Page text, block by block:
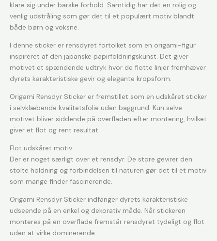
klare sig under barske forhold. Samtidig har det en rolig og
venlig udstråling som gør det til et populært motiv blandt
både børn og voksne.
I denne sticker er rensdyret fortolket som en origami-figur
inspireret af den japanske papirfoldningskunst. Det giver
motivet et spændende udtryk hvor de flotte linjer fremhæver
dyrets karakteristiske gevir og elegante kropsform.
Origami Rensdyr Sticker er fremstillet som en udskåret sticker
i selvklæbende kvalitetsfolie uden baggrund. Kun selve
motivet bliver siddende på overfladen efter montering, hvilket
giver et flot og rent resultat.
Flot udskåret motiv
Der er noget særligt over et rensdyr. De store gevirer den
stolte holdning og forbindelsen til naturen gør det til et motiv
som mange finder fascinerende.
Origami Rensdyr Sticker indfanger dyrets karakteristiske
udseende på en enkel og dekorativ måde. Når stickeren
monteres på en overflade fremstår rensdyret tydeligt og flot
uden at virke dominerende.